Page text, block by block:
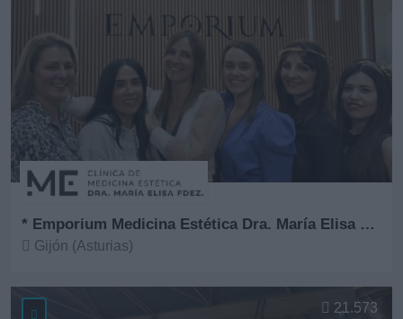
* Emporium Medicina Estética Dra. María Elisa Fernández
Gijón (Asturias)
21.573